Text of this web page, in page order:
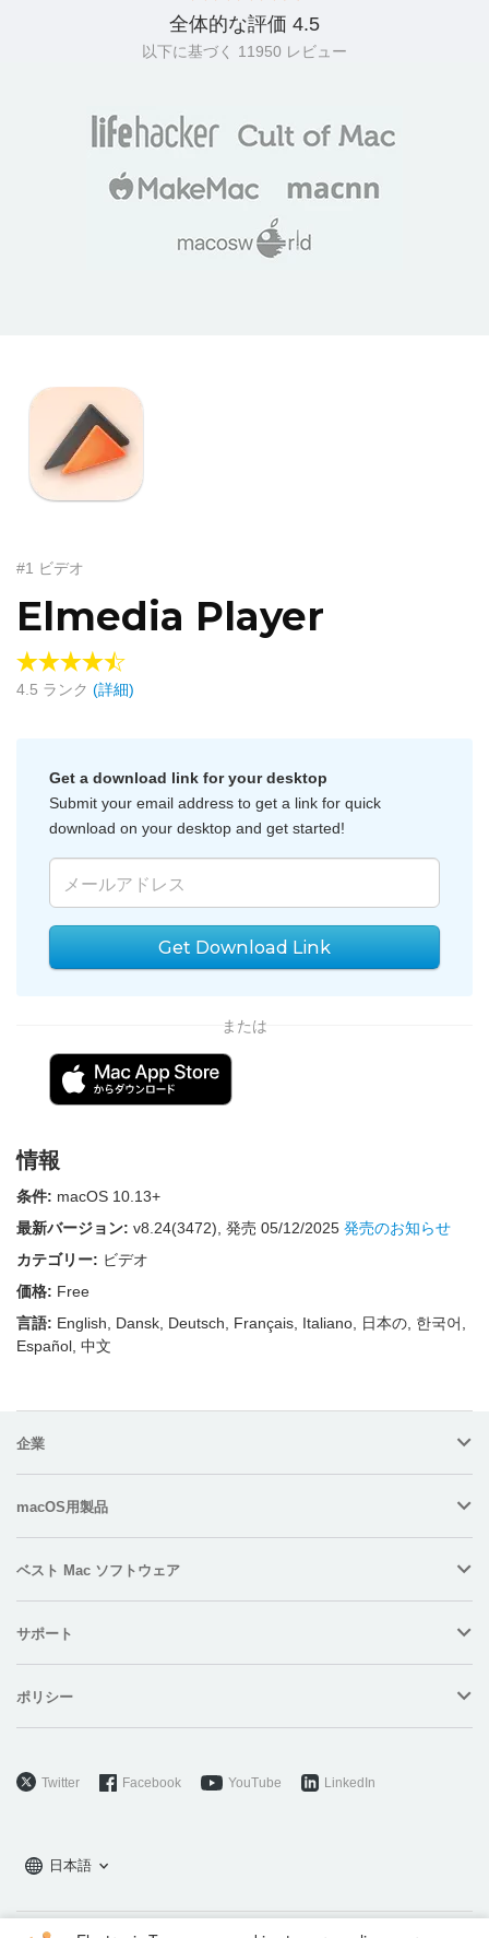
全体的な評価 4.5
以下に基づく 11950 レビュー
#1 ビデオ
Elmedia Player
4.5 ランク (詳細)
Get a download link for your desktop
Submit your email address to get a link for quick
download on your desktop and get started!
Get Download Link
または
情報
条件: macOS 10.13+
最新バージョン: v8.24(3472) , 発売 05/12/2025 発売のお知らせ
カテゴリー: ビデオ
価格: Free
言語: English, Dansk, Deutsch, Français, Italiano, 日本の, 한국어,
Español, 中文
企業
macOS用製品
ベスト Mac ソフトウェア
サポート
ポリシー
Twitter Facebook YouTube LinkedIn
日本語